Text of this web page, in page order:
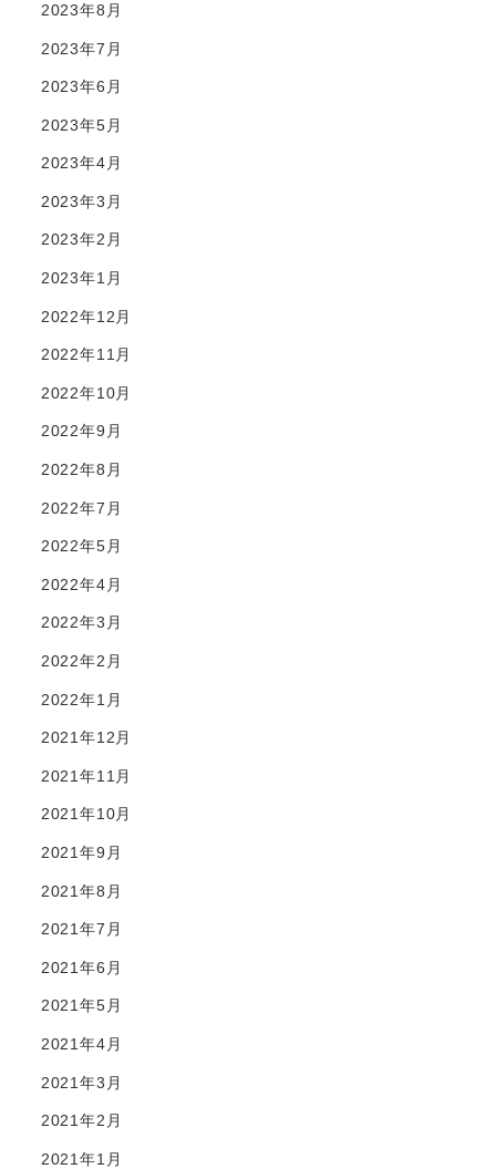
2023年8月
2023年7月
2023年6月
2023年5月
2023年4月
2023年3月
2023年2月
2023年1月
2022年12月
2022年11月
2022年10月
2022年9月
2022年8月
2022年7月
2022年5月
2022年4月
2022年3月
2022年2月
2022年1月
2021年12月
2021年11月
2021年10月
2021年9月
2021年8月
2021年7月
2021年6月
2021年5月
2021年4月
2021年3月
2021年2月
2021年1月